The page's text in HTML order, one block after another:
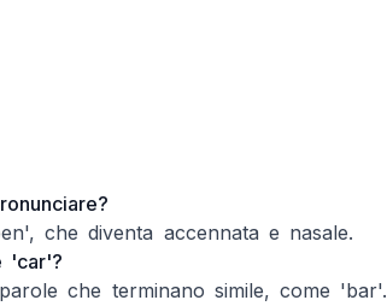
che diventa accennata e nasale.
'car'?
che terminano simile, come 'bar'.